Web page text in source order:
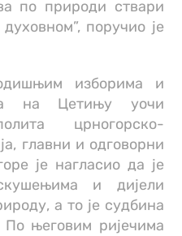
по природи ствари
поручио је
изборима и
на Цетињу уочи
црногорско-
главни и одговорни
је нагласио да је
и дијели
а то је судбина
његовим ријечима